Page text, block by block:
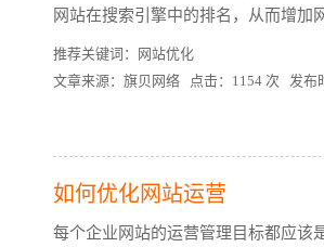
网站在搜索引擎中的排名，从而增加
推荐关键词：网站优化
文章来源：旗贝网络 点击：1154 次 发布
如何优化网站运营
每个企业网站的运营管理目标都应该